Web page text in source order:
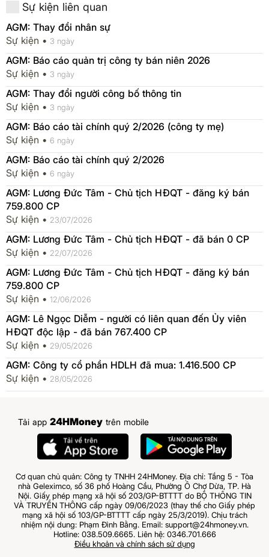
Sự kiện liên quan
AGM: Thay đổi nhân sự
Sự kiện • 3 ngày
AGM: Báo cáo quản trị công ty bán niên 2026
Sự kiện • 3 ngày
AGM: Thay đổi người công bố thông tin
Sự kiện • 3 ngày
AGM: Báo cáo tài chính quý 2/2026 (công ty mẹ)
Sự kiện • 6 ngày
AGM: Báo cáo tài chính quý 2/2026
Sự kiện • 6 ngày
AGM: Lương Đức Tâm - Chủ tịch HĐQT - đăng ký bán
759.800 CP
Sự kiện • 23/07/2026
AGM: Lương Đức Tâm - Chủ tịch HĐQT - đã bán 0 CP
Sự kiện • 22/07/2026
AGM: Lương Đức Tâm - Chủ tịch HĐQT - đăng ký bán
759.800 CP
Sự kiện • 12/06/2026
AGM: Lê Ngọc Diễm - người có liên quan đến Ủy viên
HĐQT độc lập - đã bán 767.400 CP
Sự kiện • 29/05/2026
AGM: Công ty cổ phần HDLH đã mua: 1.416.500 CP
Sự kiện • 28/05/2026
Tải app 24HMoney trên mobile
Cơ quan chủ quản: Công ty TNHH 24HMoney. Địa chỉ: Tầng 5 - Tòa
nhà Geleximco, số 36 phố Hoàng Cầu, Phường Ô Chợ Dừa, TP. Hà
Nội. Giấy phép mạng xã hội số 203/GP-BTTTT do BỘ THÔNG TIN
VÀ TRUYỀN THÔNG cấp ngày 09/06/2023 (thay thế cho Giấy phép
mạng xã hội số 103/GP-BTTTT cấp ngày 25/3/2019). Chịu trách
nhiệm nội dung: Phạm Đình Bằng. Email: support@24hmoney.vn.
Hotline: 038.509.6665. Liên hệ: 0346.701.666
Điều khoản và chính sách sử dụng